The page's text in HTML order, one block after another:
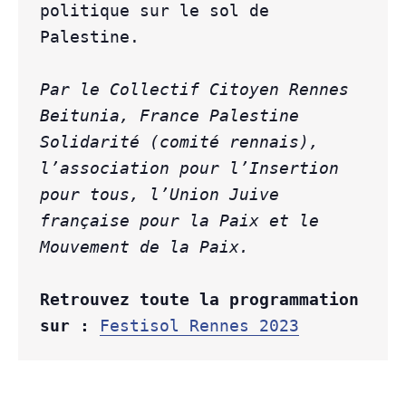
politique sur le sol de
Palestine.
Par le Collectif Citoyen Rennes
Beitunia, France Palestine
Solidarité (comité rennais),
l’association pour l’Insertion
pour tous, l’Union Juive
française pour la Paix et le
Mouvement de la Paix.
Retrouvez toute la programmation
sur :
Festisol Rennes 2023